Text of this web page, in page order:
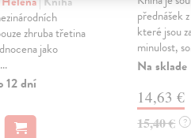
zhruba třetina
jako
12 dní
přednášek
které jsou
minulost,
Na sklade
14,63 €
15,40 € ?